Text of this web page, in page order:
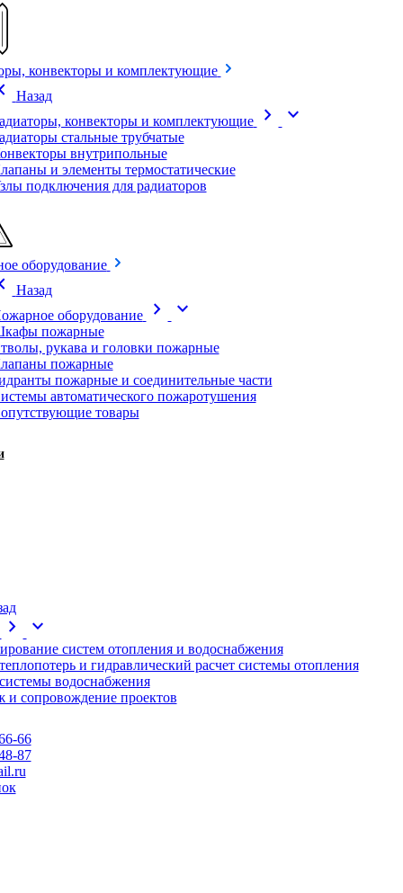
конвекторы и комплектующие
Назад
конвекторы и комплектующие
chevron_right expand_more
стальные трубчатые
внутрипольные
и элементы термостатические
подключения для радиаторов
оборудование
Назад
оборудование
chevron_right expand_more
пожарные
рукава и головки пожарные
пожарные
пожарные и соединительные части
автоматического пожаротушения
товары
chevron_right expand_more
систем отопления и водоснабжения
и гидравлический расчет системы отопления
водоснабжения
и сопровождение проектов
66
87